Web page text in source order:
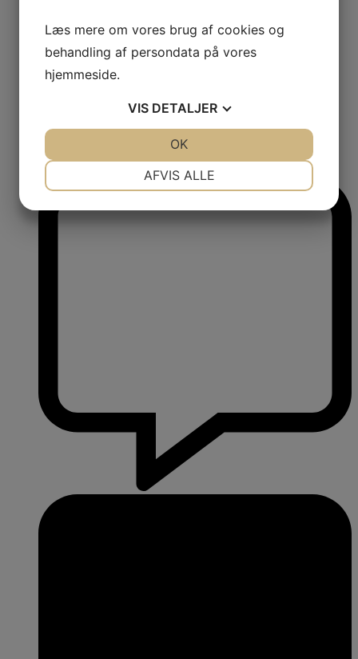
Comments:
Læs mere om vores brug af cookies og
behandling af persondata på vores
hjemmeside.
VIS DETALJER
AFVIS ALLE
OK